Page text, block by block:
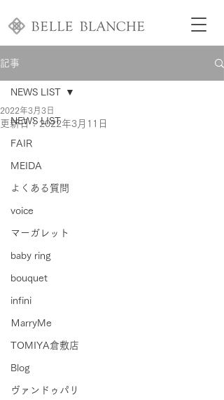
記事
NEWS LIST
FAIR
MEIDA
よくある質問
voice
マーガレット
baby ring
bouquet
infini
ＭarryMe
TOMIYA倉敷店
Blog
ヴァンドゥパリ
NEWS LIST
2022年3月3日
更新日： 2022年3月11日